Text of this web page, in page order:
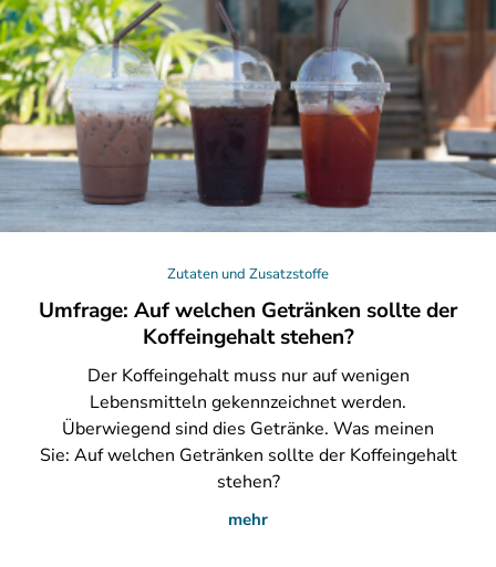
Zutaten und Zusatzstoffe
Umfrage: Auf welchen Getränken sollte der
Koffeingehalt stehen?
DerKoffeingehalt muss nur auf wenigen
Lebensmitteln gekennzeichnet werden.
Überwiegend sind dies Getränke. Was meinen
Sie: Auf welchen Getränken sollte der Koffeingehalt
stehen?
mehr